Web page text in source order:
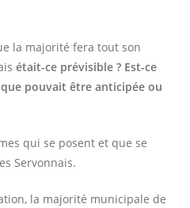
la majorité fera tout son
était-ce prévisible ? Est-ce
pouvait être anticipée ou
qui se posent et que se
Servonnais.
la majorité municipale de